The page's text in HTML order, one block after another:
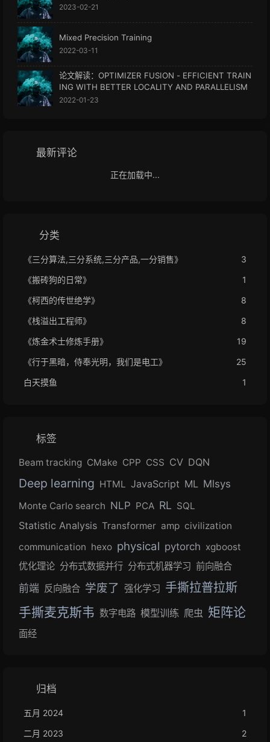
2023-02-21
Mixed Precision Training
2022-03-11
论文解读：OPTIMIZER FUSION - EFFICIENT TRAIN
ING WITH BETTER LOCALITY AND PARALLELISM
2022-01-23
最新评论
正在加载中...
分类
《三分算法,三分系统,三分产品,一分销售》
3
《搬砖狗的日常》
1
《柯西的传世绝学》
8
《栈溢出工程师》
8
《炼金术士修炼手册》
19
《行于黑暗，侍奉光明，我们是电工》
25
白天摸鱼
1
标签
Beam tracking CMake CPP CSS CV DQN
Deep learning HTML JavaScript ML Mlsys
Monte Carlo search NLP PCA RL SQL
Statistic Analysis Transformer amp civilization
communication hexo physical pytorch xgboost
优化理论 分布式数据并行 分布式机器学习 前向融合
前端 反向融合 学废了 强化学习 手撕拉普拉斯
手撕麦克斯韦 数字电路 模型训练 爬虫 矩阵论
面经
归档
五月 2024
1
二月 2023
2